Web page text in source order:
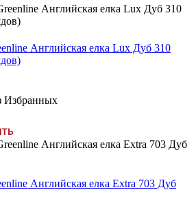
Английская елка Lux Дуб 310
Избранных
Английская елка Extra 703 Дуб